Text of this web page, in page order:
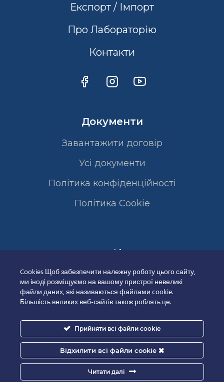
Експорт / Імпорт
Про Лабораторію
Контакти
Документи
Завантажити договір
Усі документи
Політика конфіденційності
Полiтика Cookie
Сертифікати
Cookies Щоб забезпечити належну роботу цього сайту,
ми іноді розміщуємо на вашому пристрої невеликі
файли даних, які називаються файлами cookie.
Більшість великих веб-сайтів також роблять це.
Прийняти всі файли cookie
Відхилити всі файли cookie
Читати далі